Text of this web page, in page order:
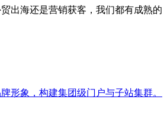
出海还是营销获客，我们都有成熟的
形象，构建集团级门户与子站集群。